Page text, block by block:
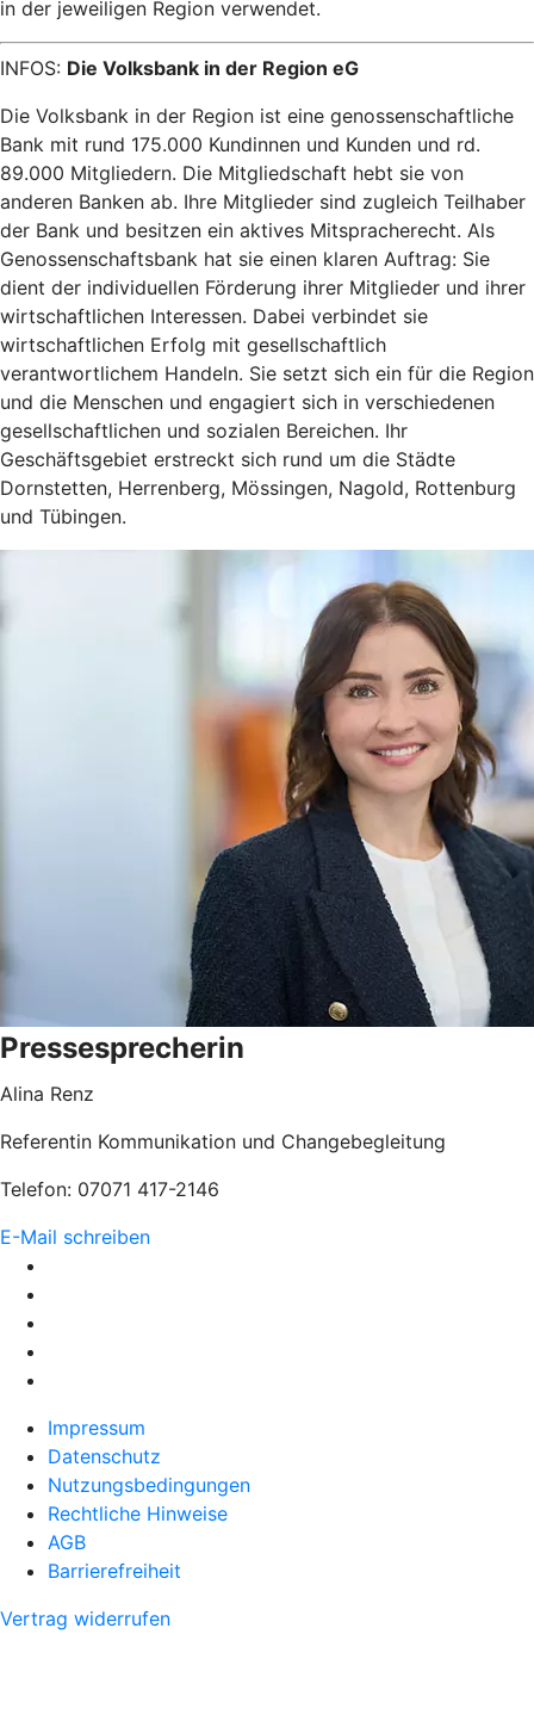
in der jeweiligen Region verwendet.
INFOS: Die Volksbank in der Region eG
Die Volksbank in der Region ist eine genossenschaftliche
Bank mit rund 175.000 Kundinnen und Kunden und rd.
89.000 Mitgliedern. Die Mitgliedschaft hebt sie von
anderen Banken ab. Ihre Mitglieder sind zugleich Teilhaber
der Bank und besitzen ein aktives Mitspracherecht. Als
Genossenschaftsbank hat sie einen klaren Auftrag: Sie
dient der individuellen Förderung ihrer Mitglieder und ihrer
wirtschaftlichen Interessen. Dabei verbindet sie
wirtschaftlichen Erfolg mit gesellschaftlich
verantwortlichem Handeln. Sie setzt sich ein für die Region
und die Menschen und engagiert sich in verschiedenen
gesellschaftlichen und sozialen Bereichen. Ihr
Geschäftsgebiet erstreckt sich rund um die Städte
Dornstetten, Herrenberg, Mössingen, Nagold, Rottenburg
und Tübingen.
Pressesprecherin
Alina Renz
Referentin Kommunikation und Changebegleitung
Telefon: 07071 417-2146
E-Mail schreiben
Impressum
Datenschutz
Nutzungsbedingungen
Rechtliche Hinweise
AGB
Barrierefreiheit
Vertrag widerrufen